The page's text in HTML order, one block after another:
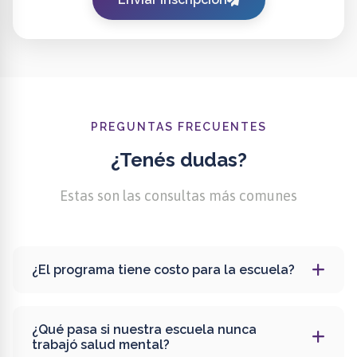
PREGUNTAS FRECUENTES
¿Tenés dudas?
Estas son las consultas más comunes
¿El programa tiene costo para la escuela?
¿Qué pasa si nuestra escuela nunca
trabajó salud mental?